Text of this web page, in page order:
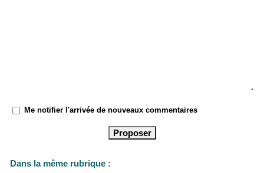
Me notifier l'arrivée de nouveaux commentaires
Dans la même rubrique :